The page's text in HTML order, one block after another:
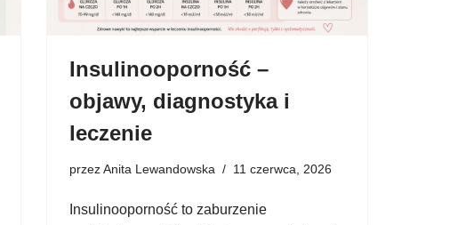
Insulinooporność –
objawy, diagnostyka i
leczenie
przezAnita Lewandowska 11 czerwca, 2026
Insulinooporność to zaburzenie